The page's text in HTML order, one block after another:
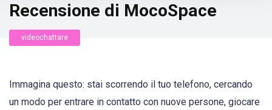
Recensione di MocoSpace
videochattare
Immagina questo: stai scorrendo il tuo telefono, cercando
un modo per entrare in contatto con nuove persone, giocare